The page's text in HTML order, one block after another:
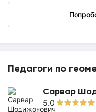
Педагоги по
Сарвар
5.0